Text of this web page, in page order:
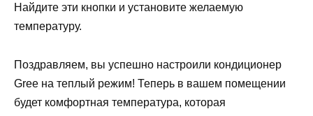
Найдите эти кнопки и установите желаемую
температуру.
Поздравляем, вы успешно настроили кондиционер
Gree на теплый режим! Теперь в вашем помещении
будет комфортная температура, которая